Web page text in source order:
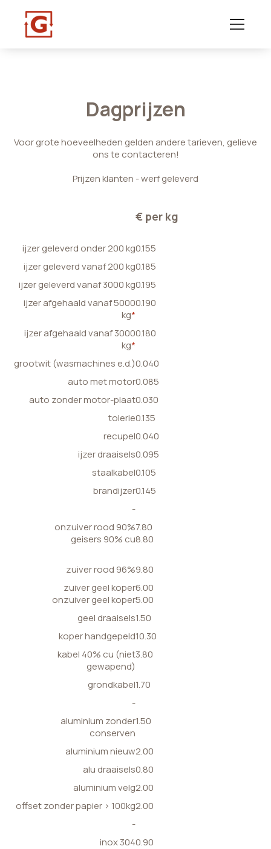
Dagprijzen
Voor grote hoeveelheden gelden andere tarieven, gelieve
ons te contacteren!
Prijzen klanten - werf geleverd
€ per kg
ijzer geleverd onder 200 kg0.155
ijzer geleverd vanaf 200 kg0.185
ijzer geleverd vanaf 3000 kg0.195
ijzer afgehaald vanaf 5000
kg*
0.190
ijzer afgehaald vanaf 3000
kg*
0.180
grootwit (wasmachines e.d.)0.040
auto met motor0.085
auto zonder motor-plaat0.030
tolerie0.135
recupel0.040
ijzer draaisels0.095
staalkabel0.105
brandijzer0.145
-
onzuiver rood 90%
geisers 90% cu
7.80
8.80
zuiver rood 96%9.80
zuiver geel koper
onzuiver geel koper
6.00
5.00
geel draaisels1.50
koper handgepeld10.30
kabel 40% cu (niet
gewapend)
3.80
grondkabel1.70
-
aluminium zonder
conserven
1.50
aluminium nieuw2.00
alu draaisels0.80
aluminium velg2.00
offset zonder papier > 100kg2.00
-
inox 3040.90